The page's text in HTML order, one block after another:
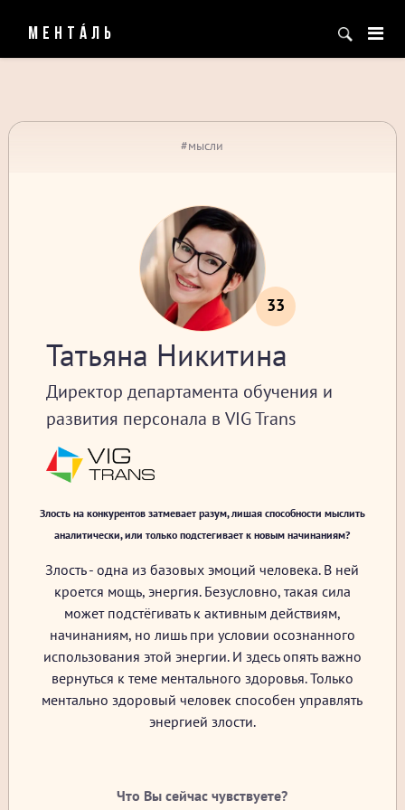
МЕНТÁЛЬ
#мысли
33
Татьяна Никитина
Директор департамента обучения и
развития персонала в VIG Trans
Злость на конкурентов затмевает разум, лишая способности мыслить
аналитически, или только подстегивает к новым начинаниям?
Злость - одна из базовых эмоций человека. В ней
кроется мощь, энергия. Безусловно, такая сила
может подстёгивать к активным действиям,
начинаниям, но лишь при условии осознанного
использования этой энергии. И здесь опять важно
вернуться к теме ментального здоровья. Только
ментально здоровый человек способен управлять
энергией злости.
Что Вы сейчас чувствуете?